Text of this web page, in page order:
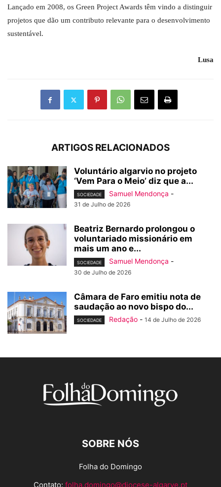
Lançado em 2008, os Green Project Awards têm vindo a distinguir
projetos que dão um contributo relevante para o desenvolvimento
sustentável.
Lusa
ARTIGOS RELACIONADOS
Voluntário algarvio no projeto
‘Vem Para o Meio’ diz que a...
SOCIEDADE Samuel Mendonça -
31 de Julho de 2026
Beatriz Bernardo prolongou o
voluntariado missionário em
mais um ano e...
SOCIEDADE Samuel Mendonça -
30 de Julho de 2026
Câmara de Faro emitiu nota de
saudação ao novo bispo do...
SOCIEDADE Redação - 14 de Julho de 2026
SOBRE NÓS
Folha do Domingo
Contato: folha.domingo@diocese-algarve.pt